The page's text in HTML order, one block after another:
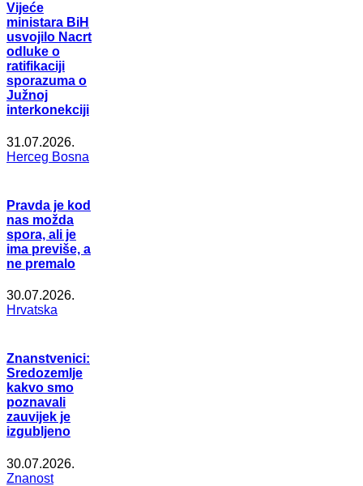
Vijeće
ministara BiH
usvojilo Nacrt
odluke o
ratifikaciji
sporazuma o
Južnoj
interkonekciji
31.07.2026.
Herceg Bosna
Pravda je kod
nas možda
spora, ali je
ima previše, a
ne premalo
30.07.2026.
Hrvatska
Znanstvenici:
Sredozemlje
kakvo smo
poznavali
zauvijek je
izgubljeno
30.07.2026.
Znanost